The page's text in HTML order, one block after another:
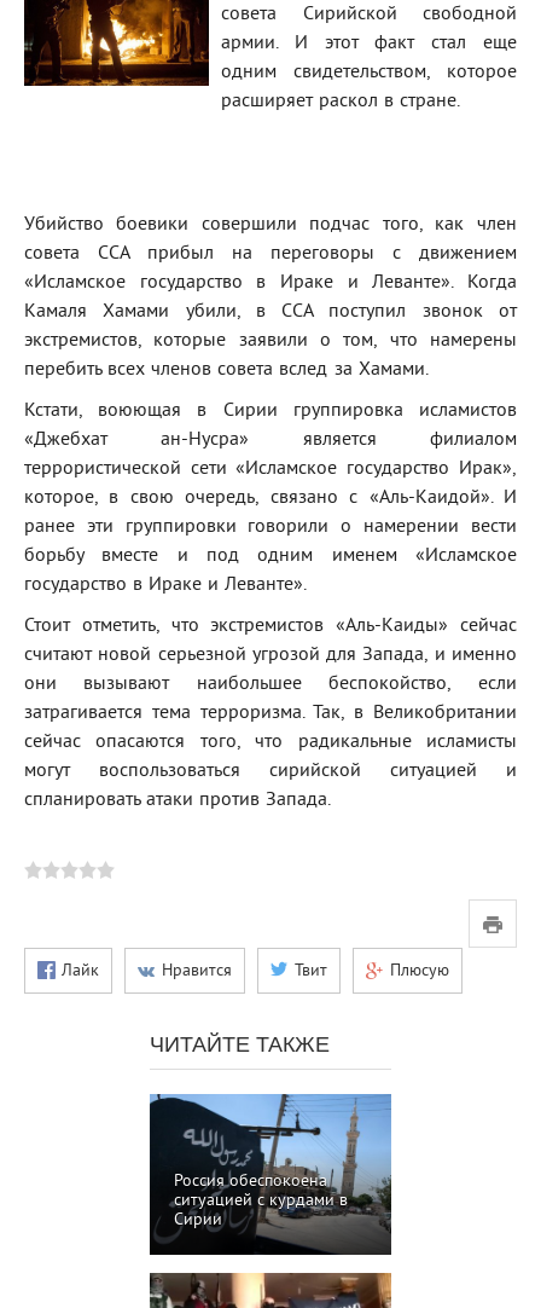
совета Сирийской свободной
армии. И этот факт стал еще
одним свидетельством, которое
расширяет раскол в стране.
Убийство боевики совершили подчас того, как член
совета ССА прибыл на переговоры с движением
«Исламское государство в Ираке и Леванте». Когда
Камаля Хамами убили, в ССА поступил звонок от
экстремистов, которые заявили о том, что намерены
перебить всех членов совета вслед за Хамами.
Кстати, воюющая в Сирии группировка исламистов
«Джебхат ан-Нусра» является филиалом
террористической сети «Исламское государство Ирак»,
которое, в свою очередь, связано с «Аль-Каидой». И
ранее эти группировки говорили о намерении вести
борьбу вместе и под одним именем «Исламское
государство в Ираке и Леванте».
Стоит отметить, что экстремистов «Аль-Каиды» сейчас
считают новой серьезной угрозой для Запада, и именно
они вызывают наибольшее беспокойство, если
затрагивается тема терроризма. Так, в Великобритании
сейчас опасаются того, что радикальные исламисты
могут воспользоваться сирийской ситуацией и
спланировать атаки против Запада.
Лайк Нравится Твит Плюсую
ЧИТАЙТЕ ТАКЖЕ
Россия обеспокоена
ситуацией с курдами в
Сирии